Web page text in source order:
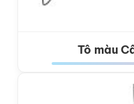
Tô màu